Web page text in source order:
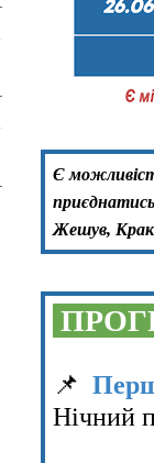
Є
Жешув,
📌
Нічний